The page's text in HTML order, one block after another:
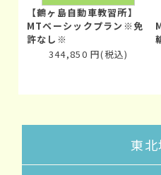
【鶴ヶ島自動車教習所】
MTベーシックプラン※免
許なし※
344,850 円(税込)
東